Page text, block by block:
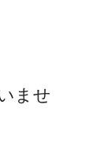
ませ